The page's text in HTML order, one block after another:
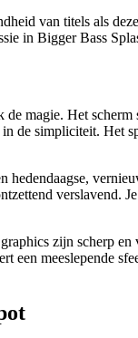
van titels als
in Bigger Bass
magie. Het
de simpliciteit.
hedendaagse,
zijn scherp
een meeslepende